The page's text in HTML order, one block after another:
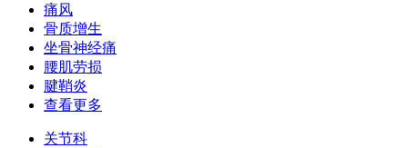
痛风
骨质增生
坐骨神经痛
腰肌劳损
腱鞘炎
查看更多
关节科